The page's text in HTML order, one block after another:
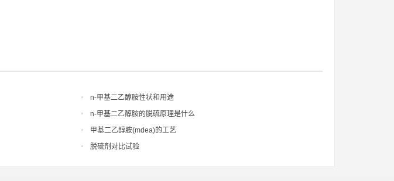
n-甲基二乙醇胺性状和用途
n-甲基二乙醇胺的脱硫原理是什么
甲基二乙醇胺(mdea)的工艺
脱硫剂对比试验